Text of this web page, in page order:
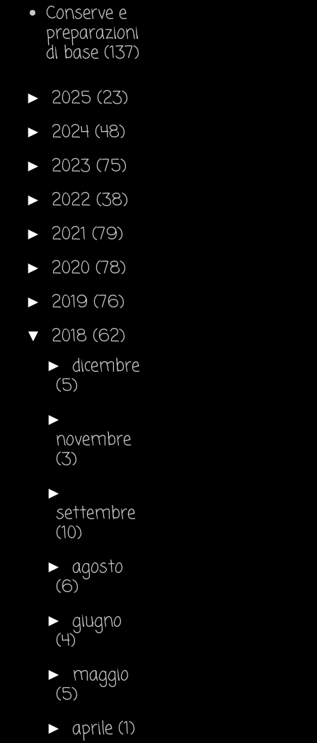
Conserve e
preparazioni
di base (137)
► 2025 (23)
► 2024 (48)
► 2023 (75)
► 2022 (38)
► 2021 (79)
► 2020 (78)
► 2019 (76)
▼ 2018 (62)
► dicembre
(5)
►
novembre
(3)
►
settembre
(10)
► agosto
(6)
► giugno
(4)
► maggio
(5)
► aprile (1)